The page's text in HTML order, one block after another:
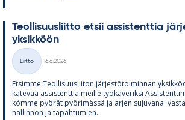
Teol­li­suus­liitto et­sii as­sis­tent­tia
yk­sik­köön
Kategoriat
Liitto
16.6.2026
Et­simme Teol­li­suus­lii­ton jär­jes­tö­toi­min­nan
kä­te­vää as­sis­tent­tia meille työ­ka­ve­riksi
kömme pyö­rät pyö­ri­mässä ja ar­jen su­ju­vana:
hal­lin­non ja ta­pah­tu­mien...